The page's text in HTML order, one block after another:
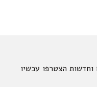
וחדשות הצטרפו עכשיו